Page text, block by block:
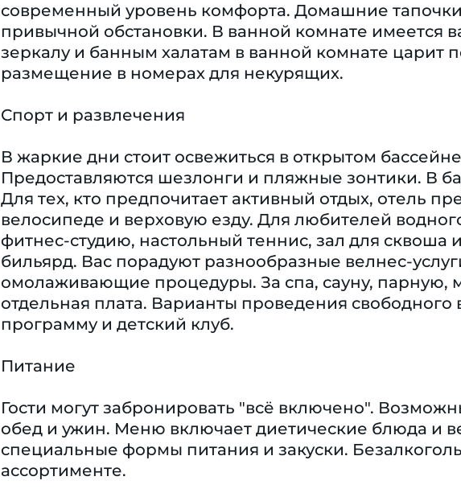
современный уровень комфорта. Домашние
привычной обстановки. В ванной комнате имеется
зеркалу и банным халатам в ванной комнате
размещение в номерах для некурящих.
Спорт и развлечения
В жаркие дни стоит освежиться в открытом
Предоставляются шезлонги и пляжные зонтики. В
Для тех, кто предпочитает активный отдых, отель
велосипеде и верховую езду. Для любителей
фитнес-студию, настольный теннис, зал для сквоша
бильярд. Вас порадуют разнообразные велнес-
омолаживающие процедуры. За спа, сауну, парную,
отдельная плата. Варианты проведения
программу и детский клуб.
Питание
Гости могут забронировать "всё включено".
обед и ужин. Меню включает диетические блюда и
специальные формы питания и закуски.
ассортименте.